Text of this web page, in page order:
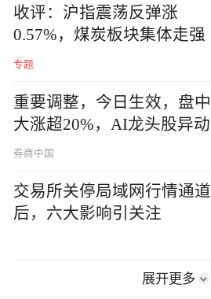
收评：沪指震荡反弹涨
0.57%，煤炭板块集体走强
专题
重要调整，今日生效，盘中
大涨超20%，AI龙头股异动
券商中国
交易所关停局域网行情通道
后，六大影响引关注
展开更多